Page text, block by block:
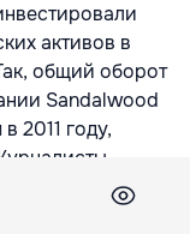
активов в
общий оборот
Sandalwood
2011 году,
акциями